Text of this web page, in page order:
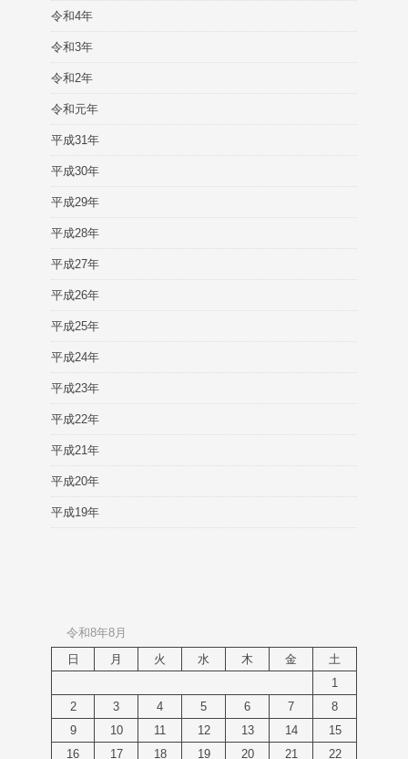
令和4年
令和3年
令和2年
令和元年
平成31年
平成30年
平成29年
平成28年
平成27年
平成26年
平成25年
平成24年
平成23年
平成22年
平成21年
平成20年
平成19年
令和8年8月
日
月 火 水 木 金
土
1
2
3 4 5 6 7
8
9
10 11 12 13 14
15
16
17 18 19 20 21 22